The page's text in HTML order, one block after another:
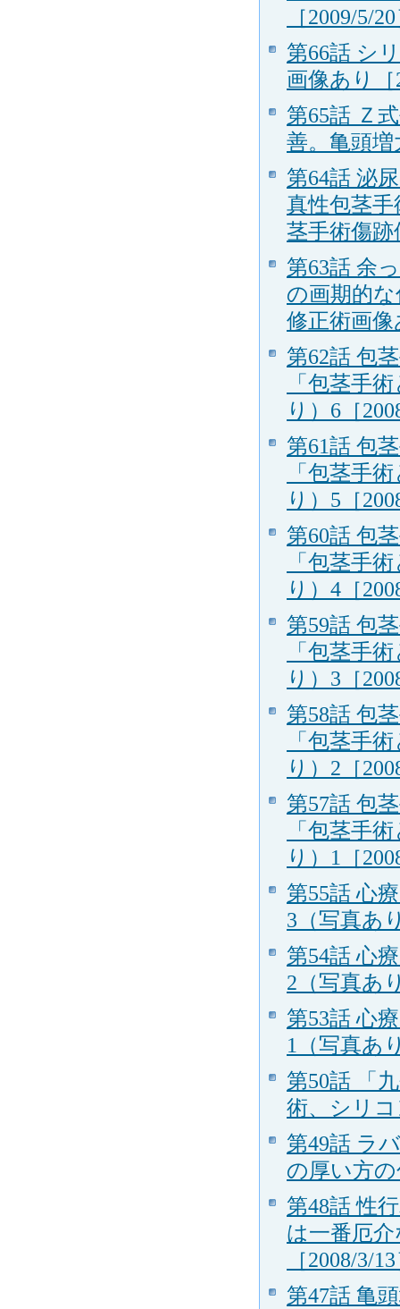
［2009/5/
第66話 シ
画像あり［
第65話 Ｚ
善。亀頭増
第64話 泌
真性包茎
茎手術傷跡
第63話 余
の画期的
修正術画像
第62話 包
「包茎手
り）6［
第61話 包
「包茎手
り）5［
第60話 包
「包茎手
り）4［
第59話 包
「包茎手
り）3［
第58話 包
「包茎手
り）2［
第57話 包
「包茎手
り）1［
第55話 心
3（写真あ
第54話 心
2（写真あ
第53話 心
1（写真あ
第50話 「
術、シリ
第49話 ラ
の厚い方
第48話 性
は一番厄
［2008/3/
第47話 亀